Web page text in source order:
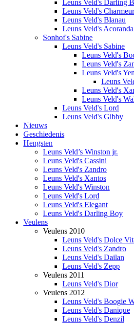
Leuns Veld's Darling
Leuns Veld's Charmeur
Leuns Veld's Blanau
Leuns Veld's Acoranda
Sonhof's Sabine
Leuns Veld's Sabine
Leuns Veld's
Leuns Veld's
Leuns Veld's
Leuns
Leuns Veld's
Leuns Veld's
Leuns Veld's Lord
Leuns Veld's Gibby
Nieuws
Geschiedenis
Hengsten
Leuns Veld’s Winston jr.
Leuns Veld's Cassini
Leuns Veld's Zandro
Leuns Veld's Xantos
Leuns Veld's Winston
Leuns Veld's Lord
Leuns Veld's Elegant
Leuns Veld's Darling Boy
Veulens
Veulens 2010
Leuns Veld's Dolce
Leuns Veld's Zandro
Leuns Veld's Dailan
Leuns Veld's Zepp
Veulens 2011
Leuns Veld's Dior
Veulens 2012
Leuns Veld's Boogie
Leuns Veld's Danique
Leuns Veld's Denzil